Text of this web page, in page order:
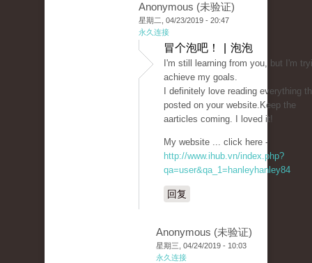
Anonymous (未验证)
星期二, 04/23/2019 - 20:47
永久连接
冒个泡吧！ | 泡泡
I'm still learning from you, but I'm
achieve my goals.
I definitely love reading everything
posted on your website.Keep the
aarticles coming. I loved it!
My website ... click here -
http://www.ihub.vn/index.php?
qa=user&qa_1=hanleyhanley84
回复
Anonymous (未验证)
星期三, 04/24/2019 - 10:03
永久连接